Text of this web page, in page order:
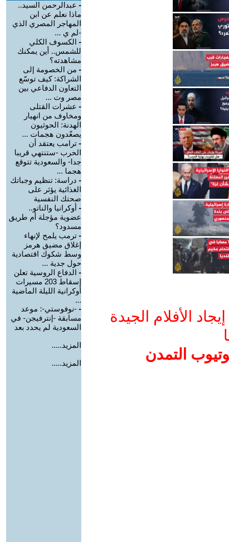
الأفلام الجيدة
التمدن
- عبدالرحمن السيد..
ماذا نعلم عن ابن
المهاجر المصري الذي
-لم ي ...
- الكسوف الكلي
للشمس.. أين يمكنك
مشاهدته؟
- من الخصومة إلى
الشراكة: كيف توسّع
التعاون الدفاعي بين
مصر وت ...
- عشرات القتلى
ومخاوف من انهيار
الهدنة: الحوثيون
يصعّدون هجمات ...
- ترامب يعتقد أن
الحرب -ستنتهي قريبا
جدا- والسعودية تتوقع
هجما ...
- دراسة: تنظيم وجباتك
الغذائية يؤثر على
صحتك النفسية
- أوكرانيا والناتو..
عضوية مؤجلة أم طريق
مسدود؟
- ترمب يلمح لإنهاء
إغلاق مضيق هرمز
وسط شكوك اقتصادية
حول جدية ...
- الدفاع الروسية تعلن
إسقاط 203 مسيرات
أوكرانية الليلة الماضية
...
- -نوفوستي-: موعد
مسابقة -إنترفيجن- في
السعودية لم يحدد بعد
المزيد.....
المزيد.....